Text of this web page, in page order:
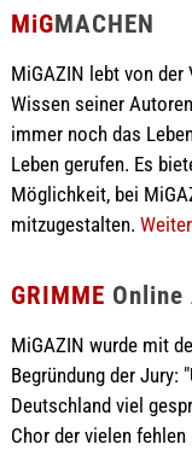
MiGMACHEN
MiGAZIN lebt von der
Wissen seiner
immer noch das
Leben gerufen. Es
Möglichkeit, bei
mitzugestalten.
GRIMME Online
MiGAZIN wurde mit
Begründung der Jury:
Deutschland viel
Chor der vielen